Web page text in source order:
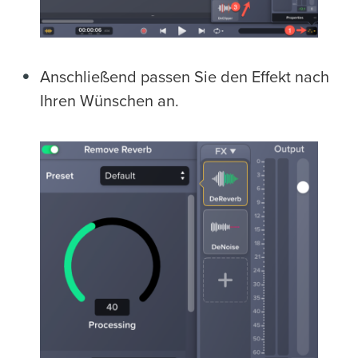
Anschließend passen Sie den Effekt nach
Ihren Wünschen an.